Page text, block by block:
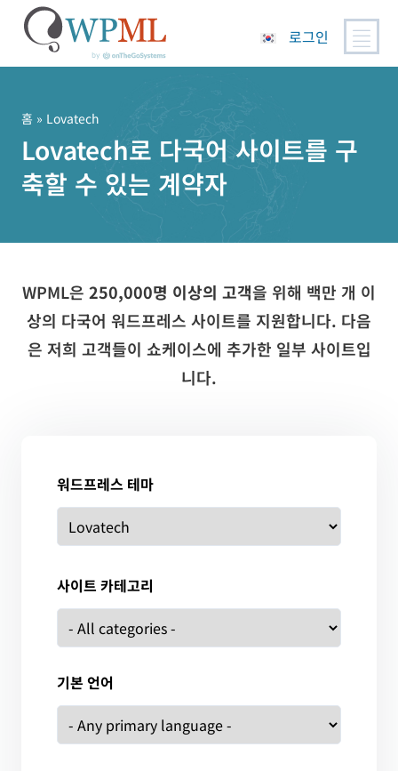
로그인
홈 » Lovatech
Lovatech로 다국어 사이트를 구
축할 수 있는 계약자
WPML은 250,000명 이상의 고객을 위해 백만 개 이
상의 다국어 워드프레스 사이트를 지원합니다. 다음
은 저희 고객들이 쇼케이스에 추가한 일부 사이트입
니다.
워드프레스 테마
사이트 카테고리
기본 언어